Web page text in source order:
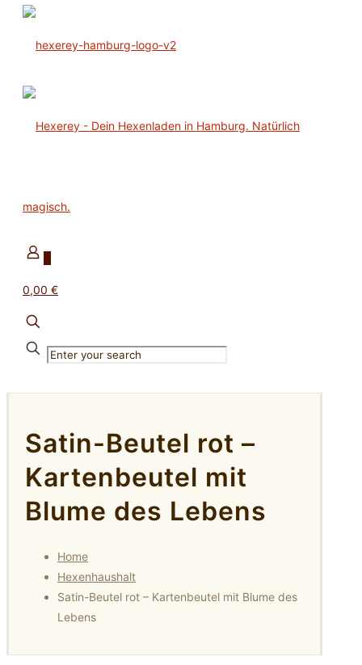
0,00 €
Satin-Beutel rot –
Kartenbeutel mit
Blume des Lebens
Home
Hexenhaushalt
Satin-Beutel rot – Kartenbeutel mit Blume des
Lebens